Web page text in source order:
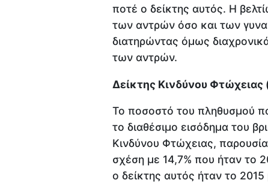
ποτέ ο δείκτης αυτός. Η
των αντρών όσο και των
διατηρώντας όμως
των αντρών.
Δείκτης Κινδύνου Φτώχειας
Το ποσοστό του πληθυσμού
το διαθέσιμο εισόδημα του
Κινδύνου Φτώχειας,
σχέση με 14,7% που ήταν το
ο δείκτης αυτός ήταν το